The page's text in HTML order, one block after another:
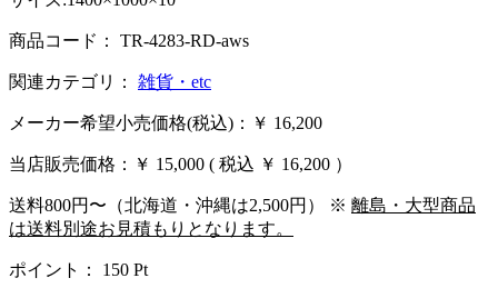
商品コード： TR-4283-RD-aws
関連カテゴリ： 雑貨・etc
メーカー希望小売価格(税込)：￥ 16,200
当店販売価格： ￥ 15,000 ( 税込 ￥ 16,200 ）
送料800円〜（北海道・沖縄は2,500円） ※ 離島・大型商品
は送料別途お見積もりとなります。
ポイント： 150 Pt